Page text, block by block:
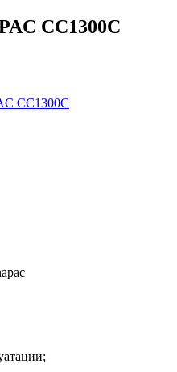
CC1300C
CC1300C